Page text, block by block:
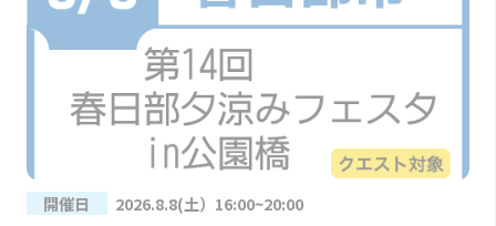
開催日 2026.8.8(土）16:00~20:00